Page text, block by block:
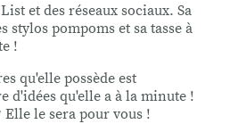
et des réseaux sociaux. Sa
stylos pompoms et sa tasse à
!
qu'elle possède est
d'idées qu'elle a à la minute !
Elle le sera pour vous !